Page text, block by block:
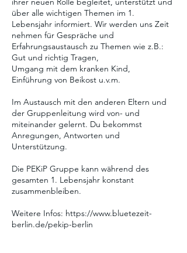
über alle wichtigen Themen im 1.
Lebensjahr informiert. Wir werden uns Zeit
nehmen für Gespräche und
Erfahrungsaustausch zu Themen wie z.B.:
Gut und richtig Tragen,
Umgang mit dem kranken Kind,
Einführung von Beikost u.v.m.
Im Austausch mit den anderen Eltern und
der Gruppenleitung wird von- und
miteinander gelernt. Du bekommst
Anregungen, Antworten und
Unterstützung.
Die PEKiP Gruppe kann während des
gesamten 1. Lebensjahr konstant
zusammenbleiben.
Weitere Infos: https://www.bluetezeit-
berlin.de/pekip-berlin